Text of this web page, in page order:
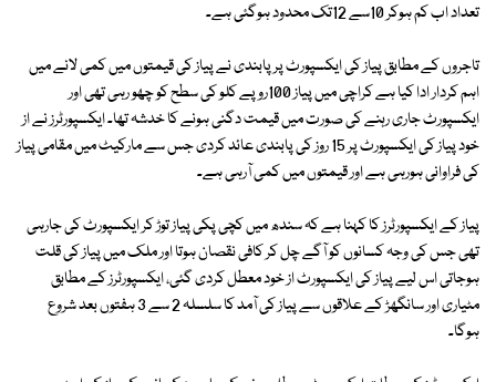
تعداد اب کم ہوکر 10سے 12تک محدود ہوگئی ہے۔
تاجروں کے مطابق پیاز کی ایکسپورٹ پر پابندی نے پیاز کی قیمتوں میں کمی لانے میں
اہم کردار ادا کیا ہے کراچی میں پیاز 100روپے کلو کی سطح کو چھو رہی تھی اور
ایکسپورٹ جاری رہنے کی صورت میں قیمت دگنی ہونے کا خدشہ تھا۔ ایکسپورٹرز نے از
خود پیاز کی ایکسپورٹ پر 15 روز کی پابندی عائد کردی جس سے مارکیٹ میں مقامی پیاز
کی فراوانی ہورہی ہے اور قیمتوں میں کمی آرہی ہے۔
پیاز کے ایکسپورٹرز کا کہنا ہے کہ سندھ میں کچی پکی پیاز توڑ کر ایکسپورٹ کی جارہی
تھی جس کی وجہ کسانوں کو آگے چل کر کافی نقصان ہوتا اور ملک میں پیاز کی قلت
ہوجاتی اس لیے پیاز کی ایکسپورٹ از خود معطل کردی گئی، ایکسپورٹرز کے مطابق
مٹیاری اور سانگھڑ کے علاقوں سے پیاز کی آمد کا سلسلہ 2 سے 3 ہفتوں بعد شروع
ہوگا۔